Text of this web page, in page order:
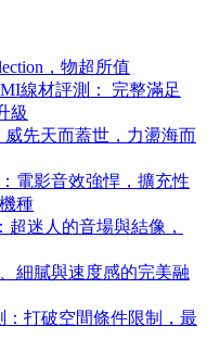
，物超所值
線材評測： 完整滿足
級
威先天而蓋世，力盪海而
電影音效強悍，擴充性
種
迷人的音場與結像，
細膩與速度感的完美融
：打破空間條件限制，最